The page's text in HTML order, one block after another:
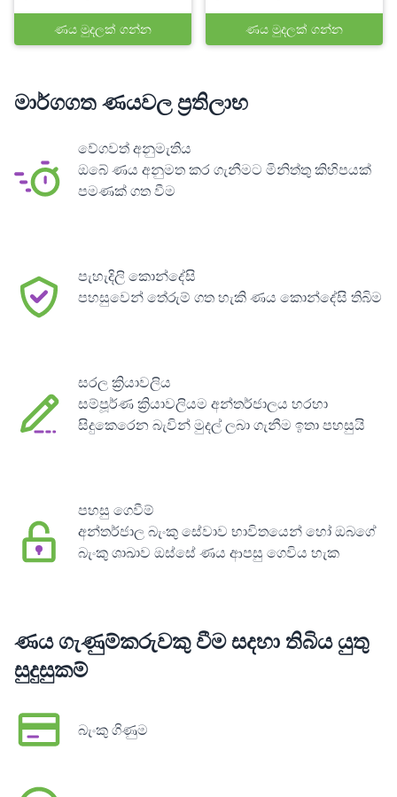
ණය මුදලක් ගන්න ණය මුදලක් ගන්න
මාර්ගගත ණයවල ප්‍රතිලාභ
වේගවත් අනුමැතිය
ඔබේ ණය අනුමත කර ගැනීමට මිනිත්තු කිහිපයක්
පමණක් ගත වීම
පැහැදිලි කොන්දේසි
පහසුවෙන් තේරුම් ගත හැකි ණය කොන්දේසි තිබිම
සරල ක්‍රියාවලිය
සම්පූර්ණ ක්‍රියාවලියම අන්තර්ජාලය හරහා
සිදුකෙරෙන බැවින් මුදල් ලබා ගැනීම ඉතා පහසුයි
පහසු ගෙවීම්
අන්තර්ජාල බැංකු සේවාව භාවිතයෙන් හෝ ඔබගේ
බැංකු ශාඛාව ඔස්සේ ණය ආපසු ගෙවිය හැක
ණය ගැණුම්කරුවකු වීම සදහා තිබිය යුතු
සුදුසුකම්
බැංකු ගිණුම